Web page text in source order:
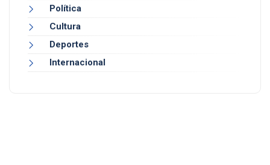
Política
Cultura
Deportes
Internacional